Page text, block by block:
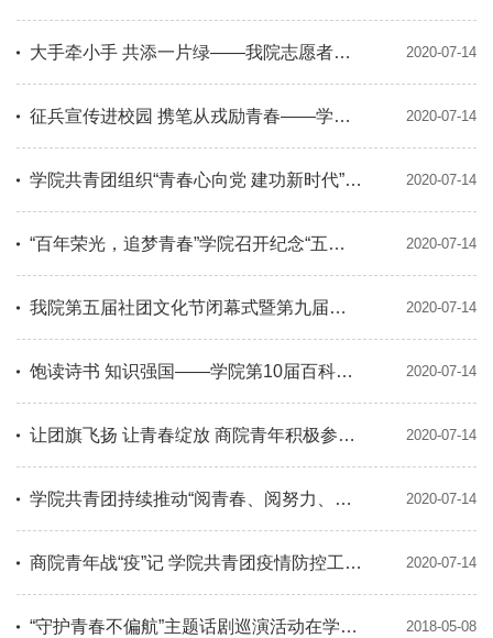
大手牵小手 共添一片绿——我院志愿者与和盛镇共同开展植树与环保活动 2020-07-14
征兵宣传进校园 携笔从戎励青春——学院2019年度征兵工作正式启动 2020-07-14
学院共青团组织“青春心向党 建功新时代”特别主题团日暨“尊崇英雄烈士，厚植家国情怀”祭扫活动 2020-07-14
“百年荣光，追梦青春”学院召开纪念“五四”运动青年爱国座谈会 2020-07-14
我院第五届社团文化节闭幕式暨第九届社团风采之夜圆满落幕 2020-07-14
饱读诗书 知识强国——学院第10届百科知识竞赛顺利举行 2020-07-14
让团旗飞扬 让青春绽放 商院青年积极参与五四网上主题活动 2020-07-14
学院共青团持续推动“阅青春、阅努力、阅初心、阅践行”省直机关青年读习语金句接力活动 2020-07-14
商院青年战“疫”记 学院共青团疫情防控工作综述 2020-07-14
“守护青春不偏航”主题话剧巡演活动在学院成功举行 2018-05-08